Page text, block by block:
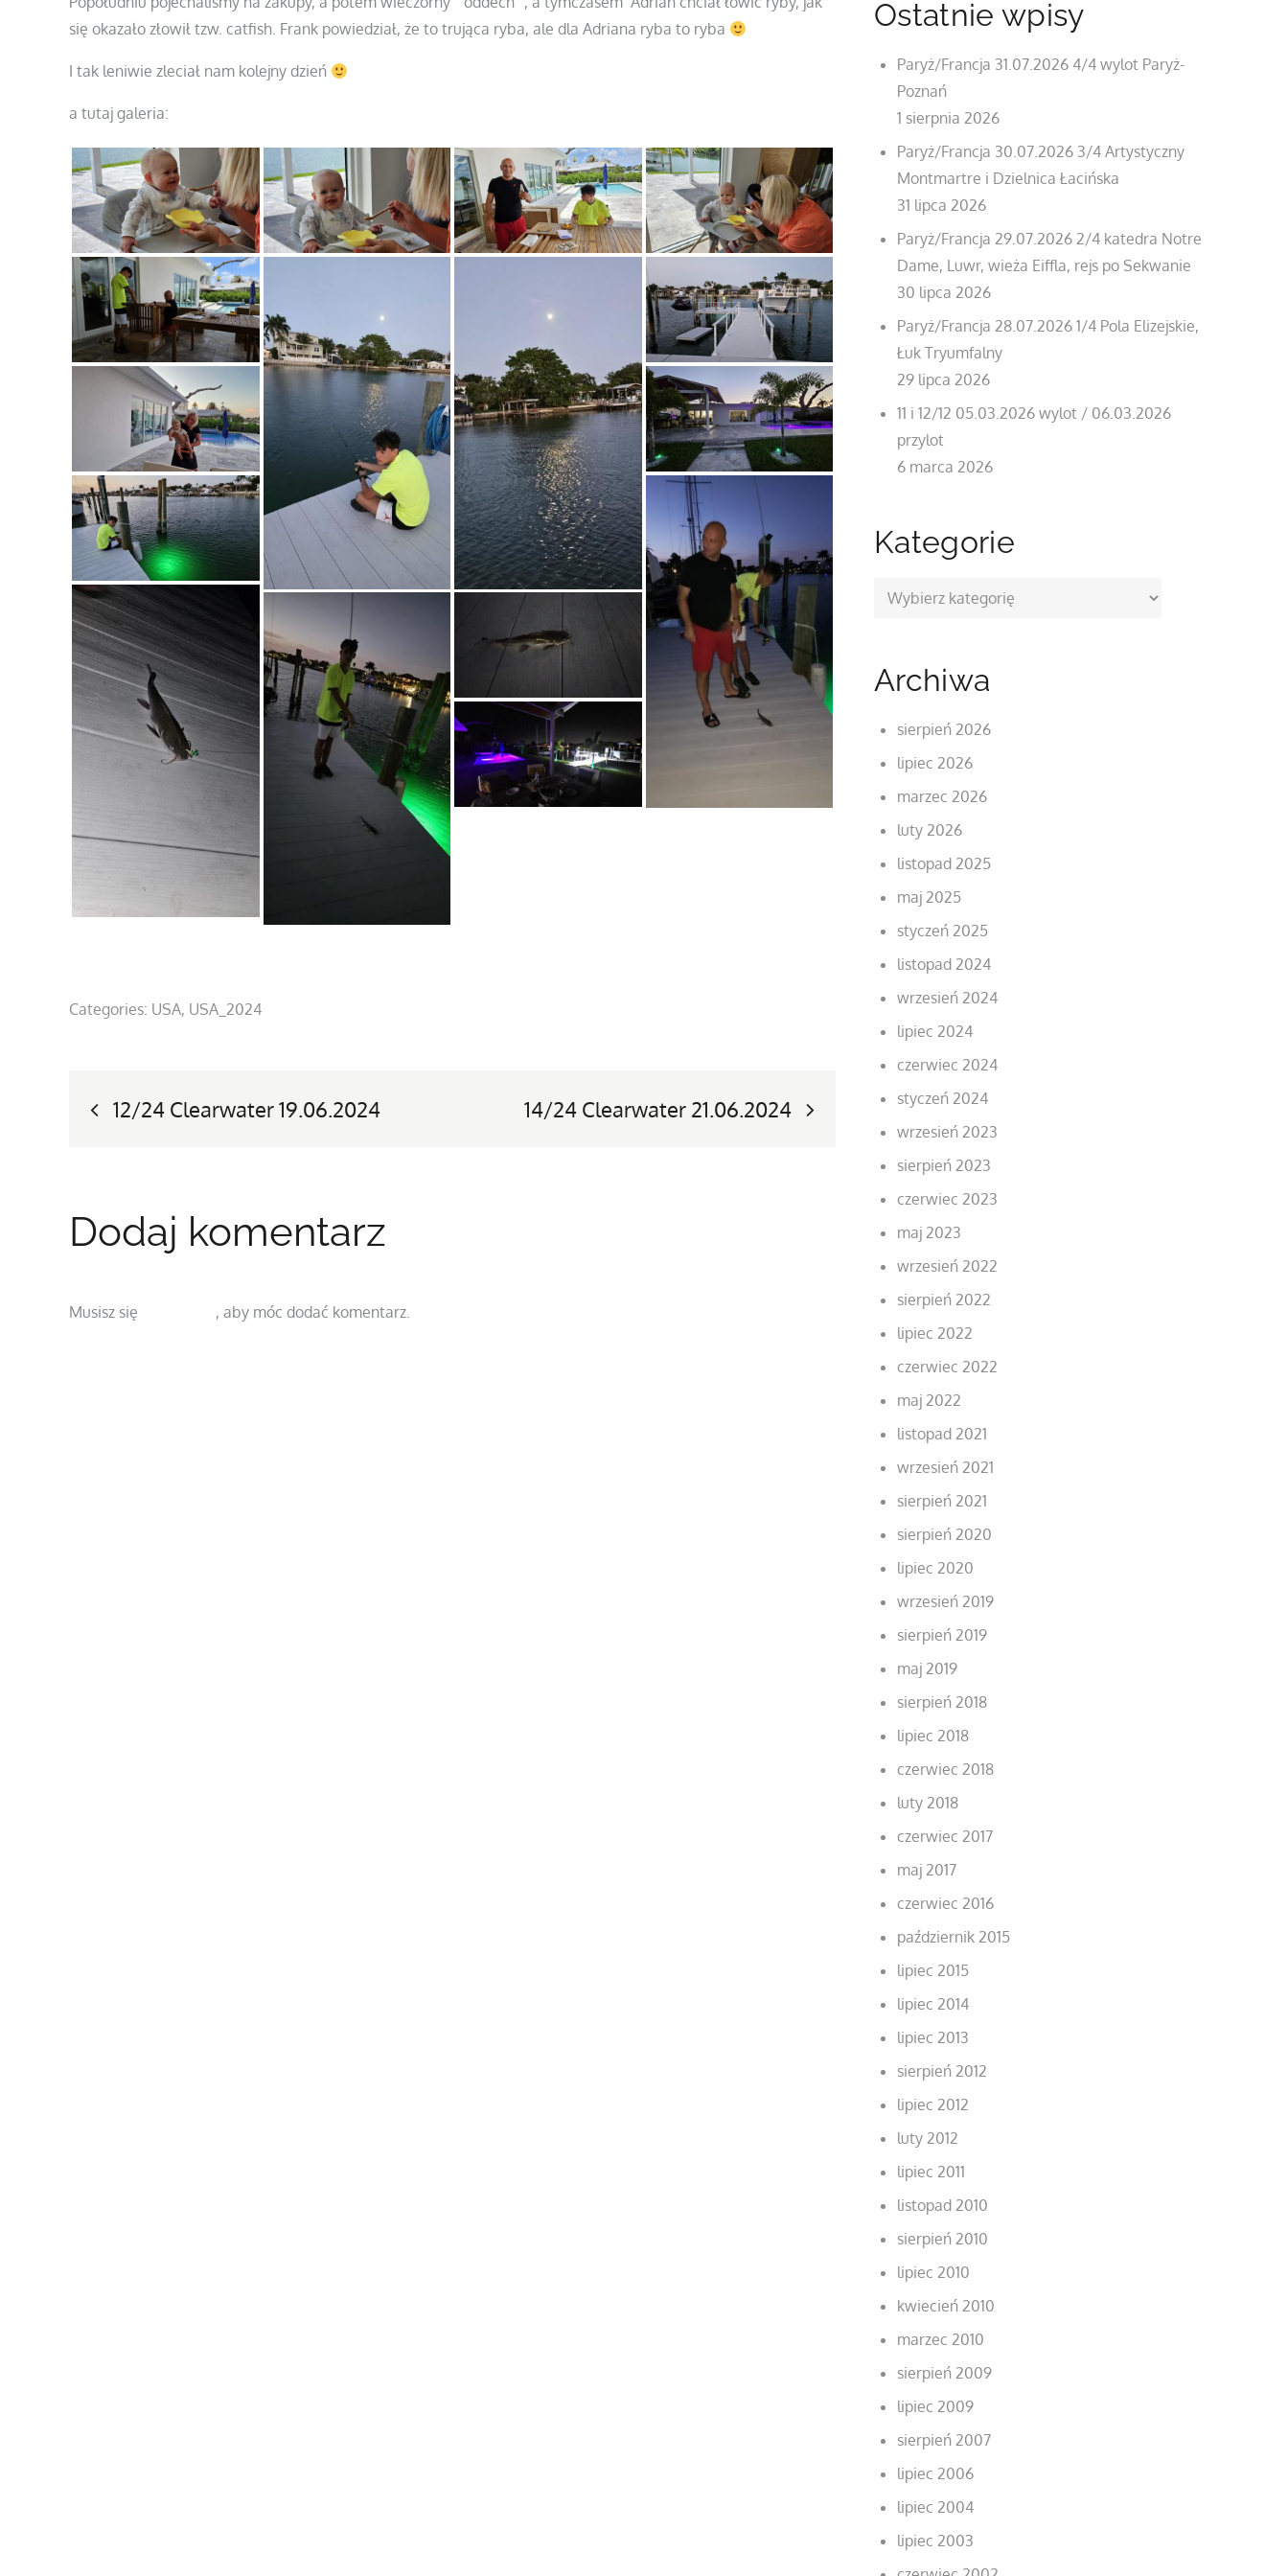
się okazało złowił tzw. catfish. Frank powiedział, że to trująca ryba, ale dla Adriana ryba to ryba
I tak leniwie zleciał nam kolejny dzień
a tutaj galeria:
Categories: USA USA_2024
Nawigacja
12/24 Clearwater 19.06.2024 14/24 Clearwater 21.06.2024
Dodaj komentarz
Musisz się , aby móc dodać komentarz.
Ostatnie wpisy
Paryż/Francja 31.07.2026 4/4 wylot Paryż-
Poznań
1 sierpnia 2026
Paryż/Francja 30.07.2026 3/4 Artystyczny
Montmartre i Dzielnica Łacińska
31 lipca 2026
Paryż/Francja 29.07.2026 2/4 katedra Notre
Dame, Luwr, wieża Eiffla, rejs po Sekwanie
30 lipca 2026
Paryż/Francja 28.07.2026 1/4 Pola Elizejskie,
Łuk Tryumfalny
29 lipca 2026
11 i 12/12 05.03.2026 wylot / 06.03.2026
przylot
6 marca 2026
Kategorie
Kategorie
Archiwa
sierpień 2026
lipiec 2026
marzec 2026
luty 2026
listopad 2025
maj 2025
styczeń 2025
listopad 2024
wrzesień 2024
lipiec 2024
czerwiec 2024
styczeń 2024
wrzesień 2023
sierpień 2023
czerwiec 2023
maj 2023
wrzesień 2022
sierpień 2022
lipiec 2022
czerwiec 2022
maj 2022
listopad 2021
wrzesień 2021
sierpień 2021
sierpień 2020
lipiec 2020
wrzesień 2019
sierpień 2019
maj 2019
sierpień 2018
lipiec 2018
czerwiec 2018
luty 2018
czerwiec 2017
maj 2017
czerwiec 2016
październik 2015
lipiec 2015
lipiec 2014
lipiec 2013
sierpień 2012
lipiec 2012
luty 2012
lipiec 2011
listopad 2010
sierpień 2010
lipiec 2010
kwiecień 2010
marzec 2010
sierpień 2009
lipiec 2009
sierpień 2007
lipiec 2006
lipiec 2004
lipiec 2003